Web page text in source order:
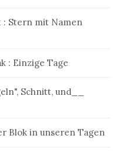
: Stern mit Namen
: Einzige Tage
Schnitt, und__
Blok in unseren Tagen